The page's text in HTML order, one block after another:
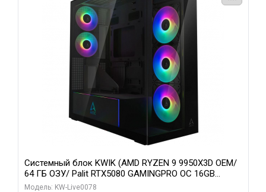
Системный блок KWIK (AMD RYZEN 9 9950X3D OEM/
64 ГБ ОЗУ/ Palit RTX5080 GAMINGPRO OC 16GB
GDDR7 256bit 3xDP HD/ 1 ТБ SSD)
Модель: KW-Live0078